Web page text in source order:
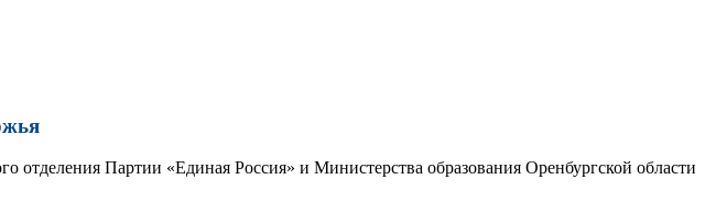
отделения Партии «Единая Россия» и Министерства образования Оренбургской области